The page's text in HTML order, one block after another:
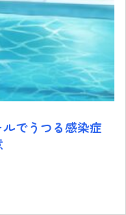
でうつる感染症